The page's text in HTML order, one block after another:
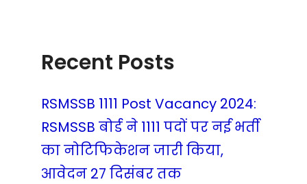
Recent Posts
RSMSSB 1111 Post Vacancy 2024:
RSMSSB बोर्ड ने 1111 पदों पर नई भर्ती
का नोटिफिकेशन जारी किया,
आवेदन 27 दिसंबर तक